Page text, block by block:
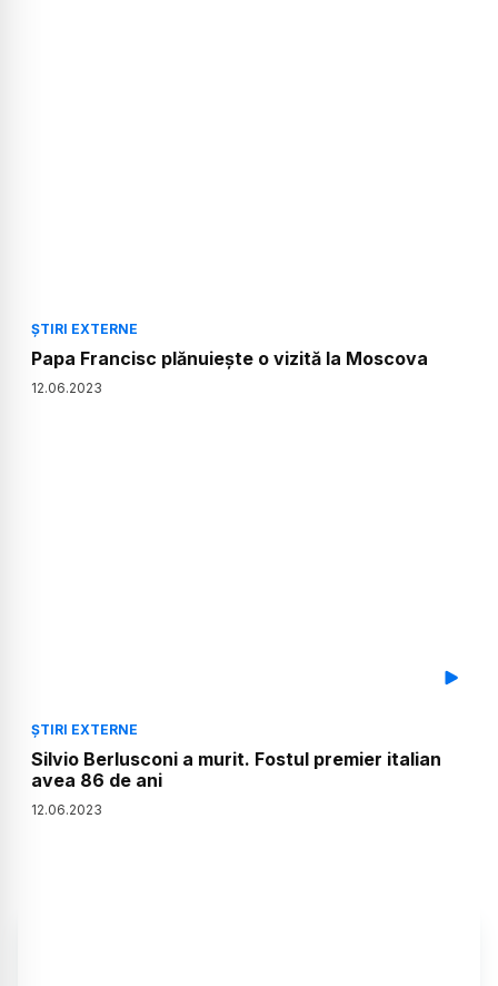
ȘTIRI EXTERNE
Papa Francisc plănuiește o vizită la Moscova
12.06.2023
ȘTIRI EXTERNE
Silvio Berlusconi a murit. Fostul premier italian
avea 86 de ani
12.06.2023